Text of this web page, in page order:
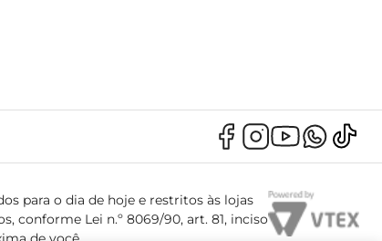
para o dia de hoje e restritos às lojas
conforme Lei n.º 8069/90, art. 81, inciso